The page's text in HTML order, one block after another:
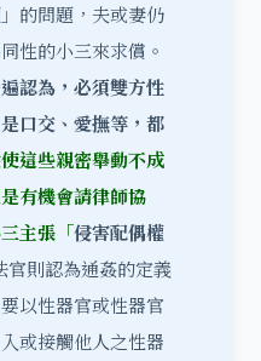
」的問題，夫或妻仍
性的小三來求償。
認為，必須雙方性
口交、愛撫等，都
這些親密舉動不成
有機會請律師協
主張「侵害配偶權
官則認為通姦的定義
以性器官或性器官
或接觸他人之性器